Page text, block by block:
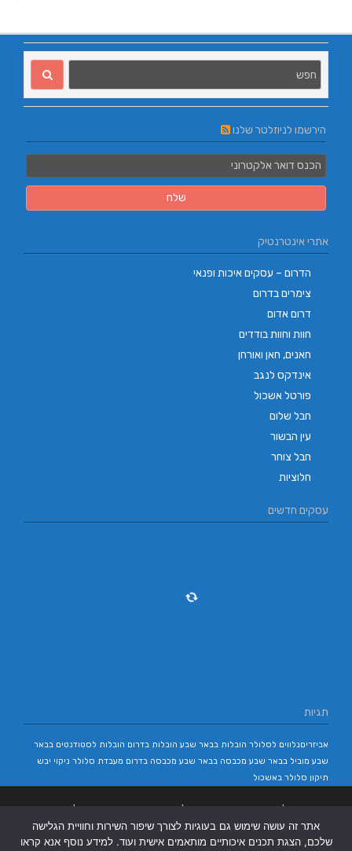
הירשמו לניוזלטר שלנו
אתרי אינטרנטיק
הדרום – עסקים איכות ופנאי
צימרים בדרום
דרום אדום
חוות וחוות בודדים
חאנים, חאן ואורחן
אינדקס לנגב
פורטל אשכול
חבל שלום
עין הבשור
חבל צוחר
חלוציות
עסקים חדשים
תגיות
אביזריםנלווים לסלולר הובלות בבאר שבע הובלות בדרום הובלות לסטודנטים בבאר
שבע מוביל בבאר שבע מכבסה בבאר שבע מכבסה בדרום מעבדת סלולר ניקוי יבש
תיקון סלולר באשכול
בבאר שבע |
אתר זה עושה שימוש גם בעוגיות לצורך שיפור השירות וחוויית הגלישה
שלכם, הצגת תכנים איכותיים מותאמים אישית ועוד. למידע נוסף אנא קראו